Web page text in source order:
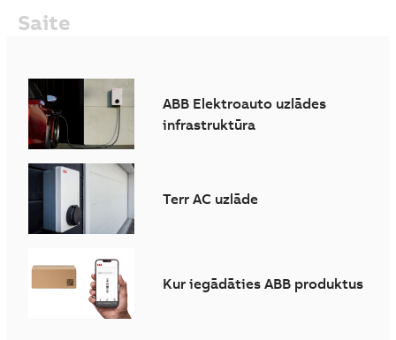
Saite
ABB Elektroauto uzlādes
infrastruktūra
Terr AC uzlāde
Kur iegādāties ABB produktus